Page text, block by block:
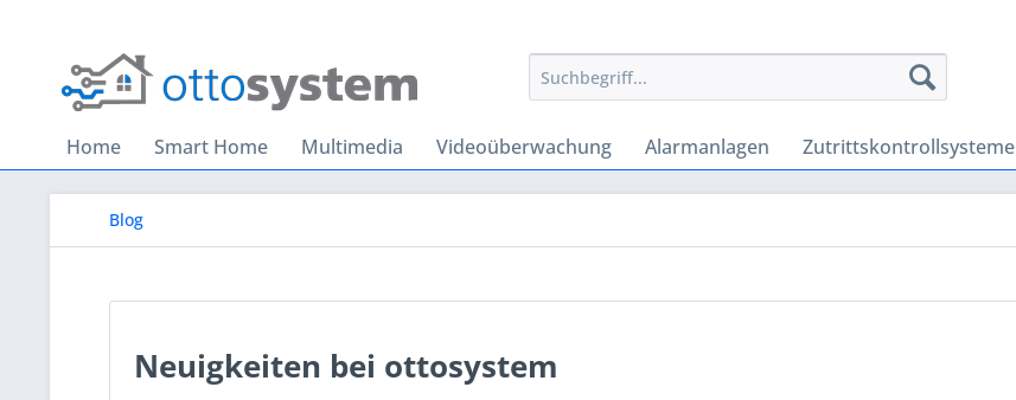
Home Smart Home Multimedia Videoüberwachung Alarmanlagen Zutrittskontrollsysteme
Blog
Neuigkeiten bei ottosystem